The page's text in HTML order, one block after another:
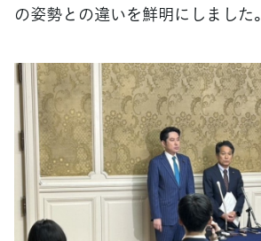
の姿勢との違いを鮮明にしました。